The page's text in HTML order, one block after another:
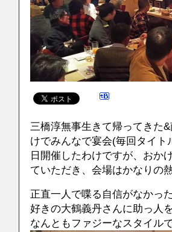
三橋淳無事生きて帰ってきた
けでみんなで宴会(毎回タイ
日開催したわけですが、おか
ていただき、会場はかなりの
正直一人で喋る自信がなかっ
好きの大鶴義丹さんに助っ人
なんともファジーなスタイル